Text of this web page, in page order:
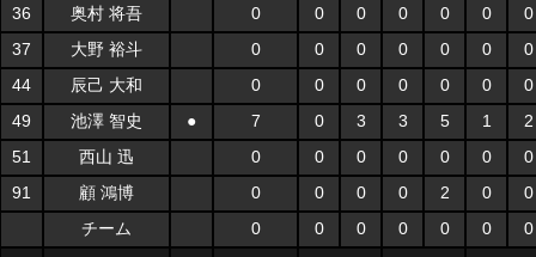
36
奥村 将吾 0 0 0 0 0 0
0
37
大野 裕斗 0 0 0 0 0 0
0
44
辰己 大和 0 0 0 0 0 0
0
49
池澤 智史 ● 7 0 3 3 5 1
2
51
西山 迅 0 0 0 0 0 0
0
91
顧 鴻博 0 0 0 0 2 0
0
チーム
0 0 0 0 0 0 0